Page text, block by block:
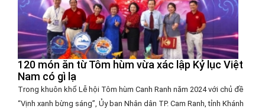
120 món ăn từ Tôm hùm vừa xác lập Kỷ lục Việt
Nam có gì lạ
Trong khuôn khổ Lễ hội Tôm hùm Canh Ranh năm 2024 với chủ đề
“Vịnh xanh bừng sáng”, Ủy ban Nhân dân TP. Cam Ranh, tỉnh Khánh